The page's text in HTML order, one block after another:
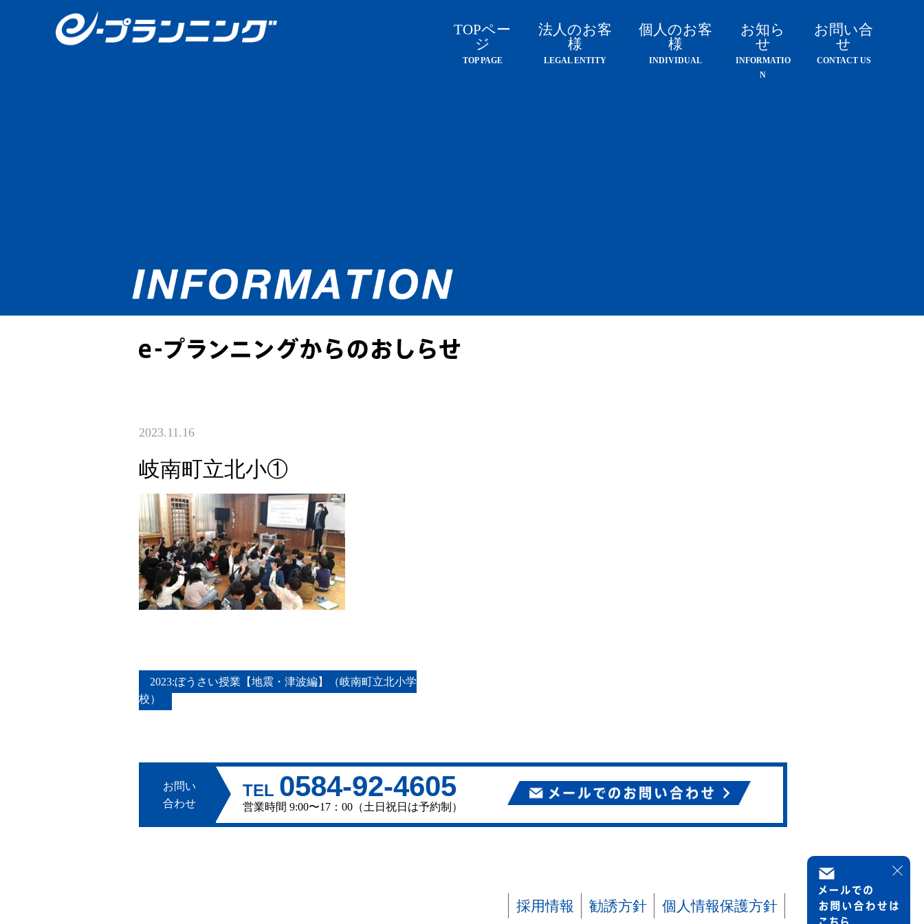
TOPペー
ジ
TOP PAGE
法人のお客
様
LEGAL ENTITY
個人のお客
様
INDIVIDUAL
お知ら
せ
INFORMATIO
N
お問い合
せ
CONTACT US
2023.11.16
岐南町立北小①
2023:ぼうさい授業【地震・津波編】（岐南町立北小学
校）
お問い
合わせ
TEL 0584-92-4605
営業時間 9:00〜17：00（土日祝日は予約制）
採用情報 勧誘方針 個人情報保護方針